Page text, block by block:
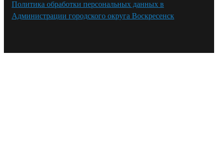
Политика обработки персональных данных в
Администрации городского округа Воскресенск